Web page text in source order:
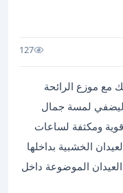
127
مع موزع الرائحة
ليضفي لمسة جمال
ومكثفة لساعات
الخشبية بداخلها
الموضوعة داخل